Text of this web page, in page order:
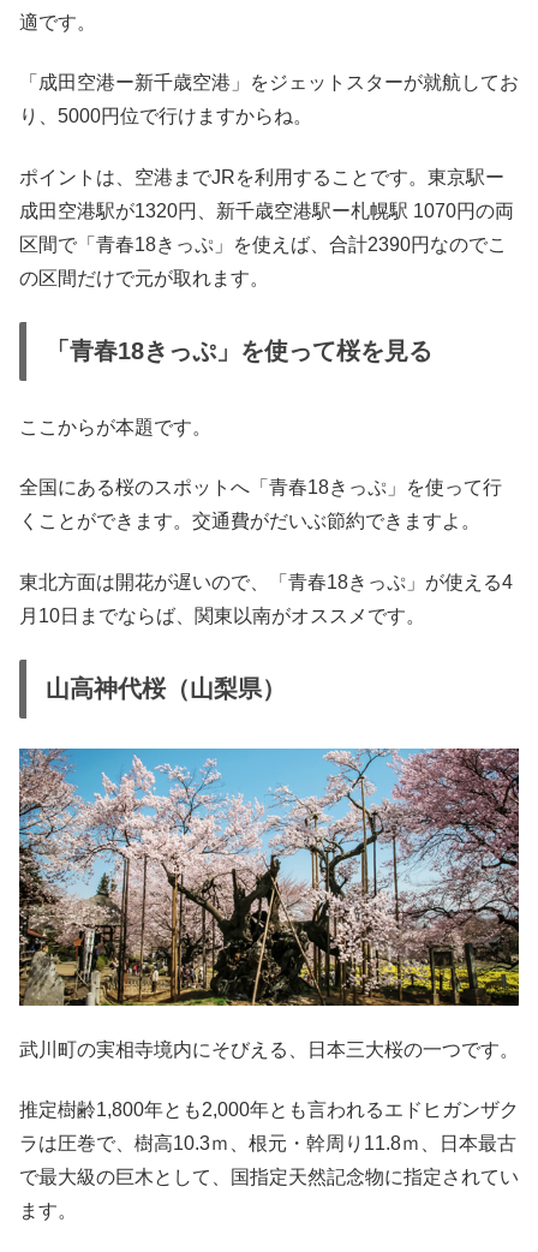
適です。
「成田空港ー新千歳空港」をジェットスターが就航してお
り、5000円位で行けますからね。
ポイントは、空港までJRを利用することです。東京駅ー
成田空港駅が1320円、新千歳空港駅ー札幌駅 1070円の両
区間で「青春18きっぷ」を使えば、合計2390円なのでこ
の区間だけで元が取れます。
「青春18きっぷ」を使って桜を見る
ここからが本題です。
全国にある桜のスポットへ「青春18きっぷ」を使って行
くことができます。交通費がだいぶ節約できますよ。
東北方面は開花が遅いので、「青春18きっぷ」が使える4
月10日までならば、関東以南がオススメです。
山高神代桜（山梨県）
武川町の実相寺境内にそびえる、日本三大桜の一つです。
推定樹齢1,800年とも2,000年とも言われるエドヒガンザク
ラは圧巻で、樹高10.3ｍ、根元・幹周り11.8ｍ、日本最古
で最大級の巨木として、国指定天然記念物に指定されてい
ます。